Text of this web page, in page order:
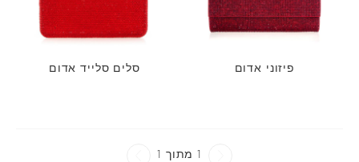
פיזוני אדום סלים סלייד אדום
1 מתוך 1